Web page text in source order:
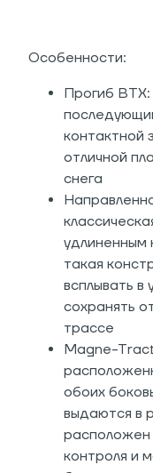
Особенности:
Прогиб
контактной
отличной
снега
удлиненным
такая
всплывать в
сохранять
трассе
Magne-
обоих
выдаются в
расположен
контроля и